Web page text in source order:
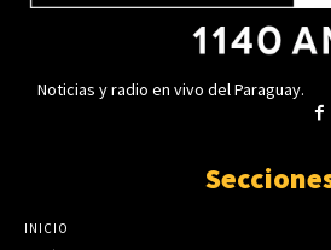
Noticias y radio en vivo del Paraguay.
INICIO